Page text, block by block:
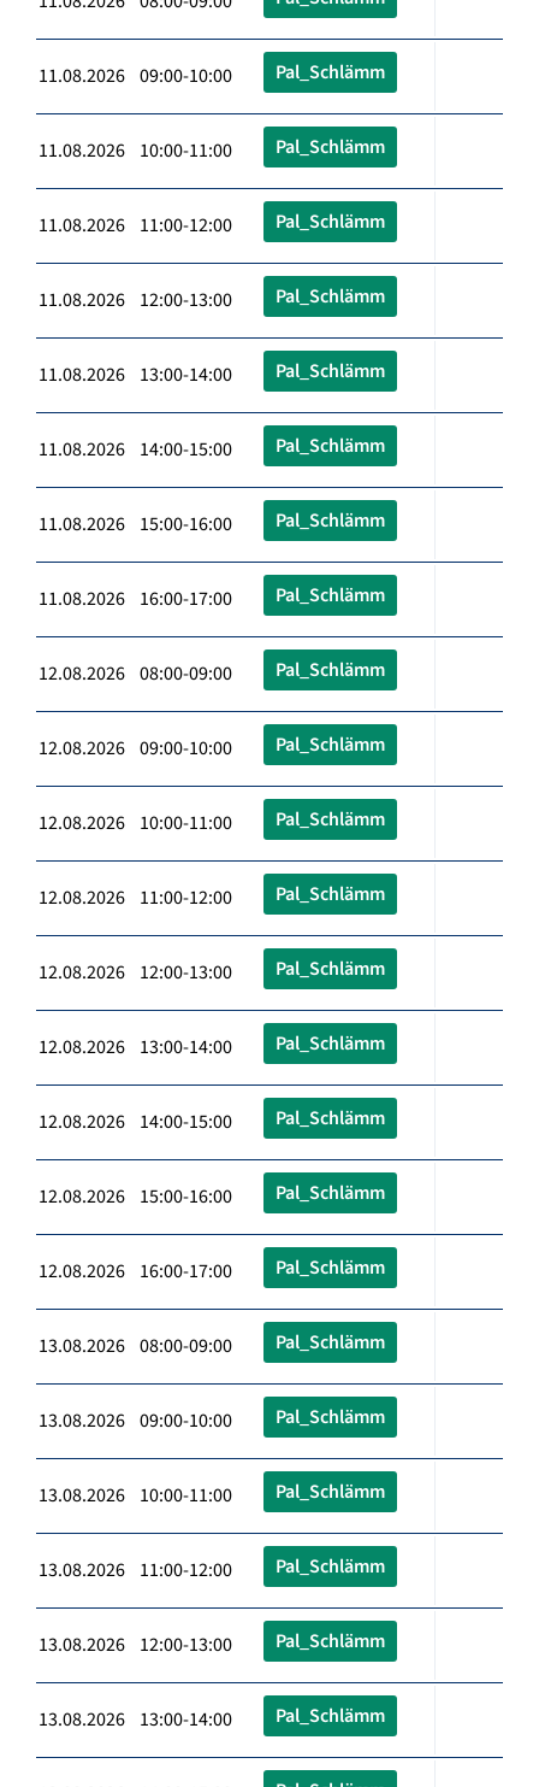
11.08.2026 09:00-10:00 Pal_Schlämm
11.08.2026 10:00-11:00 Pal_Schlämm
11.08.2026 11:00-12:00 Pal_Schlämm
11.08.2026 12:00-13:00 Pal_Schlämm
11.08.2026 13:00-14:00 Pal_Schlämm
11.08.2026 14:00-15:00 Pal_Schlämm
11.08.2026 15:00-16:00 Pal_Schlämm
11.08.2026 16:00-17:00 Pal_Schlämm
12.08.2026 08:00-09:00 Pal_Schlämm
12.08.2026 09:00-10:00 Pal_Schlämm
12.08.2026 10:00-11:00 Pal_Schlämm
12.08.2026 11:00-12:00 Pal_Schlämm
12.08.2026 12:00-13:00 Pal_Schlämm
12.08.2026 13:00-14:00 Pal_Schlämm
12.08.2026 14:00-15:00 Pal_Schlämm
12.08.2026 15:00-16:00 Pal_Schlämm
12.08.2026 16:00-17:00 Pal_Schlämm
13.08.2026 08:00-09:00 Pal_Schlämm
13.08.2026 09:00-10:00 Pal_Schlämm
13.08.2026 10:00-11:00 Pal_Schlämm
13.08.2026 11:00-12:00 Pal_Schlämm
13.08.2026 12:00-13:00 Pal_Schlämm
13.08.2026 13:00-14:00 Pal_Schlämm